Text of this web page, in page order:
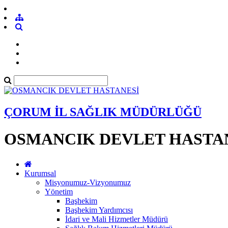
ÇORUM İL SAĞLIK MÜDÜRLÜĞÜ
OSMANCIK DEVLET
Kurumsal
Misyonumuz-Vizyonumuz
Yönetim
Başhekim
Başhekim Yardımcısı
İdari ve Mali Hizmetler Müdürü